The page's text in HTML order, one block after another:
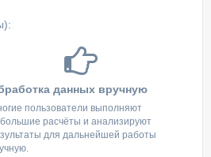
данных вручную
пользователи выполняют
расчёты и анализируют
для дальнейшей работы